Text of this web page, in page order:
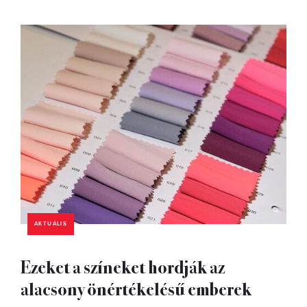
AKTUÁLIS
Ezeket a színeket hordják az
alacsony önértékelésű emberek